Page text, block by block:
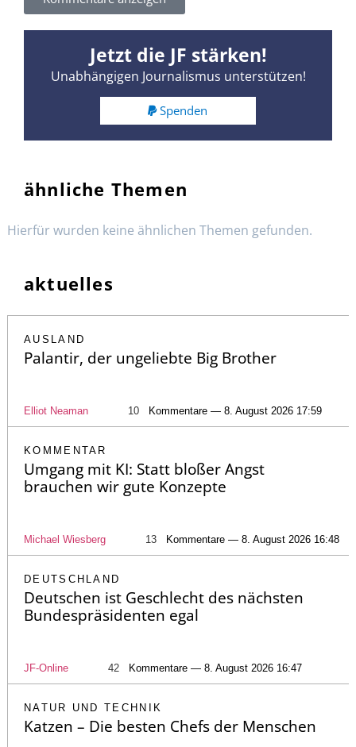
Jetzt die JF stärken!
Unabhängigen Journalismus unterstützen!
Spenden
ähnliche Themen
Hierfür wurden keine ähnlichen Themen gefunden.
aktuelles
AUSLAND
Palantir, der ungeliebte Big Brother
Elliot Neaman 10 Kommentare — 8. August 2026 17:59
KOMMENTAR
Umgang mit KI: Statt bloßer Angst
brauchen wir gute Konzepte
Michael Wiesberg 13 Kommentare — 8. August 2026 16:48
DEUTSCHLAND
Deutschen ist Geschlecht des nächsten
Bundespräsidenten egal
JF-Online 42 Kommentare — 8. August 2026 16:47
NATUR UND TECHNIK
Katzen – Die besten Chefs der Menschen